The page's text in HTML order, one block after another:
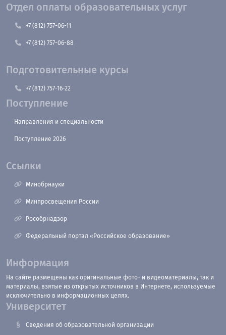
Отдел оплаты образовательных услуг
+7 (812) 757-06-11
+7 (812) 757-06-88
Подготовительные курсы
+7 (812) 757-16-22
Поступление
Направления и специальности
Поступление 2026
Ссылки
Минобрнауки
Минпросвещения России
Рособрнадзор
Федеральный портал «Российское образование»
Информация
На сайте размещены как оригинальные фото- и видеоматериалы, так и
материалы, взятые из открытых источников в Интернете, используемые
исключительно в информационных целях.
Университет
Сведения об образовательной организации